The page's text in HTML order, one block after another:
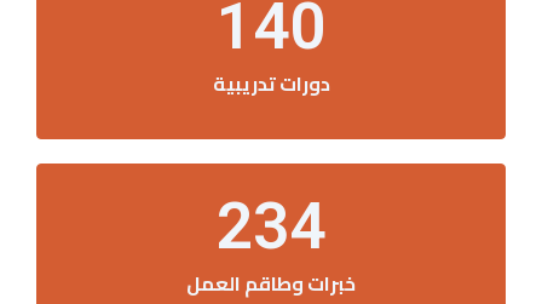
دورات تدريبية
140
خبرات وطاقم العمل
234